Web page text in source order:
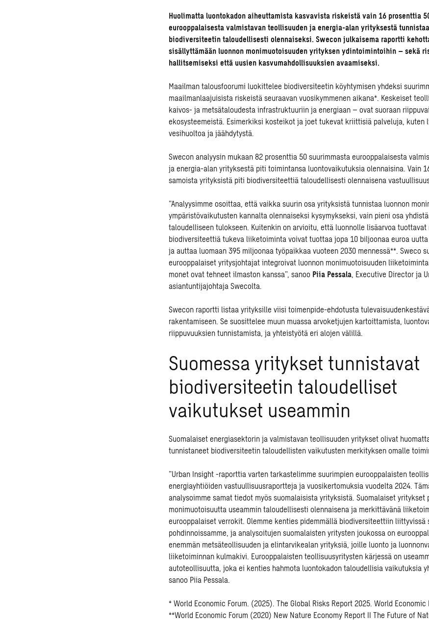
Huolimatta luontokadon aiheuttamista kasvavista riskeistä vain 16 prosenttia
eurooppalaisesta valmistavan teollisuuden ja energia-alan yrityksestä
biodiversiteetin taloudellisesti olennaiseksi. Swecon julkaisema raportti
sisällyttämään luonnon monimuotoisuuden yrityksen ydintoimintoihin – sekä
hallitsemiseksi että uusien kasvumahdollisuuksien avaamiseksi.
Maailman talousfoorumi luokittelee biodiversiteetin köyhtymisen yhdeksi
maailmanlaajuisista riskeistä seuraavan vuosikymmenen aikana*. Keskeiset
kaivos- ja metsätaloudesta infrastruktuuriin ja energiaan – ovat suoraan
ekosysteemeistä. Esimerkiksi kosteikot ja joet tukevat kriittisiä palveluja, kuten
vesihuoltoa ja jäähdytystä.
Swecon analyysin mukaan 82 prosenttia 50 suurimmasta eurooppalaisesta
ja energia-alan yrityksestä piti toimintansa luontovaikutuksia olennaisina. Vain
samoista yrityksistä piti biodiversiteettiä taloudellisesti olennaisena
”Analyysimme osoittaa, että vaikka suurin osa yrityksistä tunnistaa luonnon
ympäristövaikutusten kannalta olennaiseksi kysymykseksi, vain pieni osa
taloudelliseen tulokseen. Kuitenkin on arvioitu, että luonnolle lisäarvoa
biodiversiteettiä tukeva liiketoiminta voivat tuottaa jopa 10 biljoonaa euroa
ja auttaa luomaan 395 miljoonaa työpaikkaa vuoteen 2030 mennessä**. Sweco
eurooppalaiset yritysjohtajat integroivat luonnon monimuotoisuuden
monet ovat tehneet ilmaston kanssa”, sanoo Piia Pessala, Executive Director ja
asiantuntijajohtaja Swecolta.
Swecon raportti listaa yrityksille viisi toimenpide-ehdotusta
rakentamiseen. Se suosittelee muun muassa arvoketjujen kartoittamista,
riippuvuuksien tunnistamista, ja yhteistyötä eri alojen välillä.
Suomessa yritykset tunnistavat
biodiversiteetin taloudelliset
vaikutukset useammin
Suomalaiset energiasektorin ja valmistavan teollisuuden yritykset olivat
tunnistaneet biodiversiteetin taloudellisten vaikutusten merkityksen omalle
”Urban Insight -raporttia varten tarkastelimme suurimpien eurooppalaisten
energiayhtiöiden vastuullisuusraportteja ja vuosikertomuksia vuodelta 2024.
analysoimme samat tiedot myös suomalaisista yrityksistä. Suomalaiset yritykset
monimuotoisuutta useammin taloudellisesti olennaisena ja merkittävänä
eurooppalaiset verrokit. Olemme kenties pidemmällä biodiversiteettiin liittyvissä
pohdinnoissamme, ja analysoitujen suomalaisten yritysten joukossa on
enemmän metsäteollisuuden ja elintarvikealan yrityksiä, joille luonto ja
liiketoiminnan kulmakivi. Eurooppalaisten teollisuusyritysten kärjessä on
autoteollisuutta, joka ei kenties hahmota luontokadon taloudellisia vaikutuksia
sanoo Piia Pessala.
* World Economic Forum. (2025). The Global Risks Report 2025. World Economic
**World Economic Forum (2020) New Nature Economy Report II The Future of